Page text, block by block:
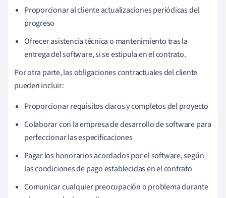
Proporcionar al cliente actualizaciones periódicas del
progreso
Ofrecer asistencia técnica o mantenimiento tras la
entrega del software, si se estipula en el contrato.
Por otra parte, las obligaciones contractuales del cliente
pueden incluir:
Proporcionar requisitos claros y completos del proyecto
Colaborar con la empresa de desarrollo de software para
perfeccionar las especificaciones
Pagar los honorarios acordados por el software, según
las condiciones de pago establecidas en el contrato
Comunicar cualquier preocupación o problema durante